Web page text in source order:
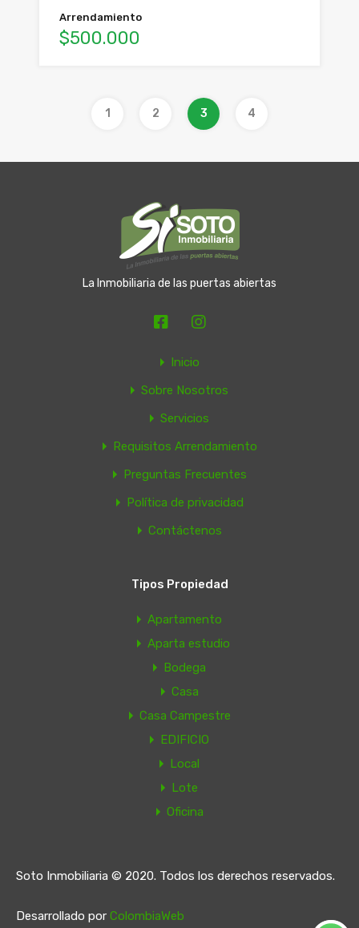
Arrendamiento
$500.000
1 2 3 4
La Inmobiliaria de las puertas abiertas
Inicio
Sobre Nosotros
Servicios
Requisitos Arrendamiento
Preguntas Frecuentes
Política de privacidad
Contáctenos
Tipos Propiedad
Apartamento
Aparta estudio
Bodega
Casa
Casa Campestre
EDIFICIO
Local
Lote
Oficina
Soto Inmobiliaria © 2020. Todos los derechos reservados.
Desarrollado por ColombiaWeb